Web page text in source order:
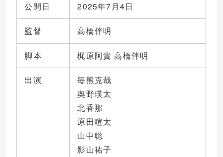
公開日 2025年7月4日
監督 高橋伴明
脚本 梶原阿貴 高橋伴明
出演
毎熊克哉
奥野瑛太
北香那
原田喧太
山中聡
影山祐子